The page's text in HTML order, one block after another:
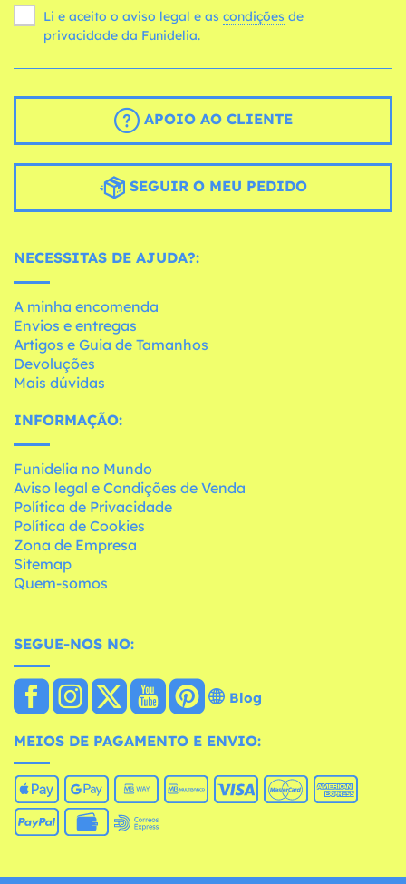
Li e aceito o aviso legal e as condições
privacidade da Funidelia.
APOIO AO CLIENTE
SEGUIR O MEU PEDIDO
NECESSITAS DE AJUDA?:
A minha encomenda
Envios e entregas
Artigos e Guia de Tamanhos
Devoluções
Mais dúvidas
INFORMAÇÃO:
Funidelia no Mundo
Aviso legal e Condições de Venda
Política de Privacidade
Política de Cookies
Zona de Empresa
Sitemap
Quem-somos
SEGUE-NOS NO:
Blog
MEIOS DE PAGAMENTO E ENVIO: